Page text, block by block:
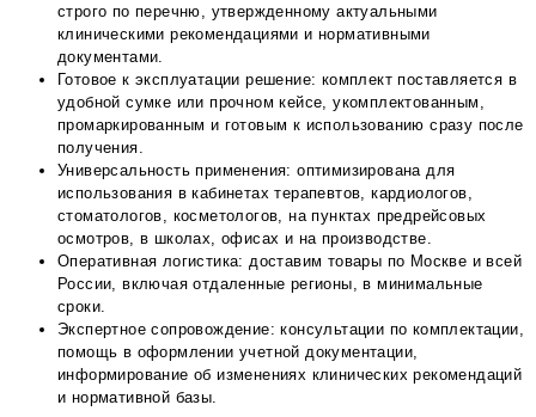
строго по перечню, утвержденному актуальными
клиническими рекомендациями и нормативными
документами.
Готовое к эксплуатации решение: комплект поставляется в
удобной сумке или прочном кейсе, укомплектованным,
промаркированным и готовым к использованию сразу после
получения.
Универсальность применения: оптимизирована для
использования в кабинетах терапевтов, кардиологов,
стоматологов, косметологов, на пунктах предрейсовых
осмотров, в школах, офисах и на производстве.
Оперативная логистика: доставим товары по Москве и всей
России, включая отдаленные регионы, в минимальные
сроки.
Экспертное сопровождение: консультации по комплектации,
помощь в оформлении учетной документации,
информирование об изменениях клинических рекомендаций
и нормативной базы.